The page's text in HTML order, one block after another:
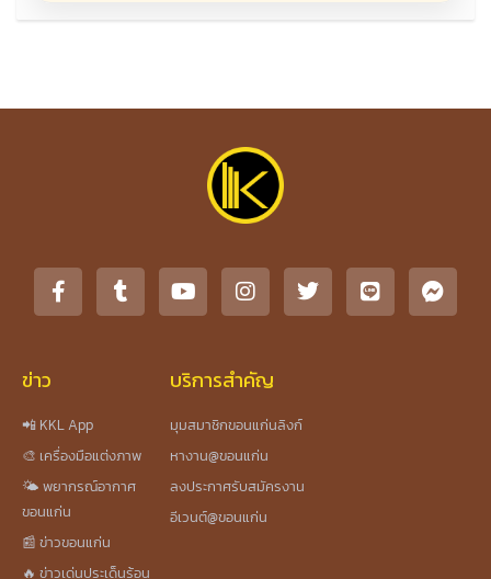
ข่าว
📲 KKL App
🎨 เครื่องมือแต่งภาพ
🌤️ พยากรณ์อากาศ
ขอนแก่น
📰 ข่าวขอนแก่น
🔥 ข่าวเด่นประเด็นร้อน
บริการสำคัญ
มุมสมาชิกขอนแก่นลิงก์
หางาน@ขอนแก่น
ลงประกาศรับสมัครงาน
อีเวนต์@ขอนแก่น